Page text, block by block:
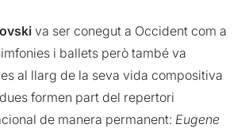
va ser conegut a Occident com a
i ballets però també va
al llarg de la seva vida compositiva
formen part del repertori
de manera permanent: Eugene